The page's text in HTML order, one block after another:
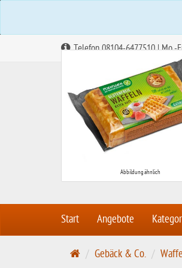
Telefon 08104-6477510 | Mo.-
Start Angebote
S
Gebäck & Co.
Abbildung ähnlich